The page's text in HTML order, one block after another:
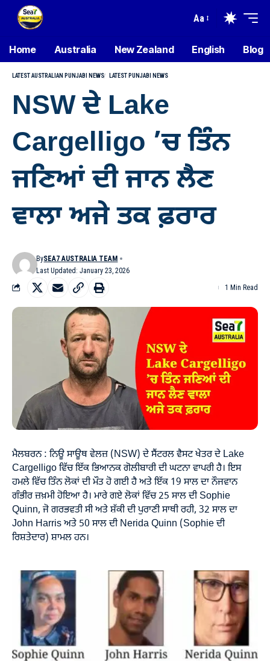
Aa
Home Australia New Zealand English Blog
LATEST AUSTRALIAN PUNJABI NEWS LATEST PUNJABI NEWS
NSW ਦੇ Lake
Cargelligo ’ਚ ਤਿੰਨ
ਜਣਿਆਂ ਦੀ ਜਾਨ ਲੈਣ
ਵਾਲਾ ਅਜੇ ਤਕ ਫ਼ਰਾਰ
Last Updated: January 23, 2026
BySEA7 AUSTRALIA TEAM
1 Min Read
ਮੈਲਬਰਨ : ਨਿਊ ਸਾਊਥ ਵੇਲਜ਼ (NSW) ਦੇ ਸੈਂਟਰਲ ਵੈਸਟ ਖੇਤਰ ਦੇ Lake
Cargelligo ਵਿੱਚ ਇੱਕ ਭਿਆਨਕ ਗੋਲੀਬਾਰੀ ਦੀ ਘਟਨਾ ਵਾਪਰੀ ਹੈ। ਇਸ
ਹਮਲੇ ਵਿੱਚ ਤਿੰਨ ਲੋਕਾਂ ਦੀ ਮੌਤ ਹੋ ਗਈ ਹੈ ਅਤੇ ਇੱਕ 19 ਸਾਲ ਦਾ ਨੌਜਵਾਨ
ਗੰਭੀਰ ਜ਼ਖ਼ਮੀ ਹੋਇਆ ਹੈ। ਮਾਰੇ ਗਏ ਲੋਕਾਂ ਵਿੱਚ 25 ਸਾਲ ਦੀ Sophie
Quinn, ਜੋ ਗਰਭਵਤੀ ਸੀ ਅਤੇ ਸ਼ੱਕੀ ਦੀ ਪੁਰਾਣੀ ਸਾਥੀ ਰਹੀ, 32 ਸਾਲ ਦਾ
John Harris ਅਤੇ 50 ਸਾਲ ਦੀ Nerida Quinn (Sophie ਦੀ
ਰਿਸ਼ਤੇਦਾਰ) ਸ਼ਾਮਲ ਹਨ।